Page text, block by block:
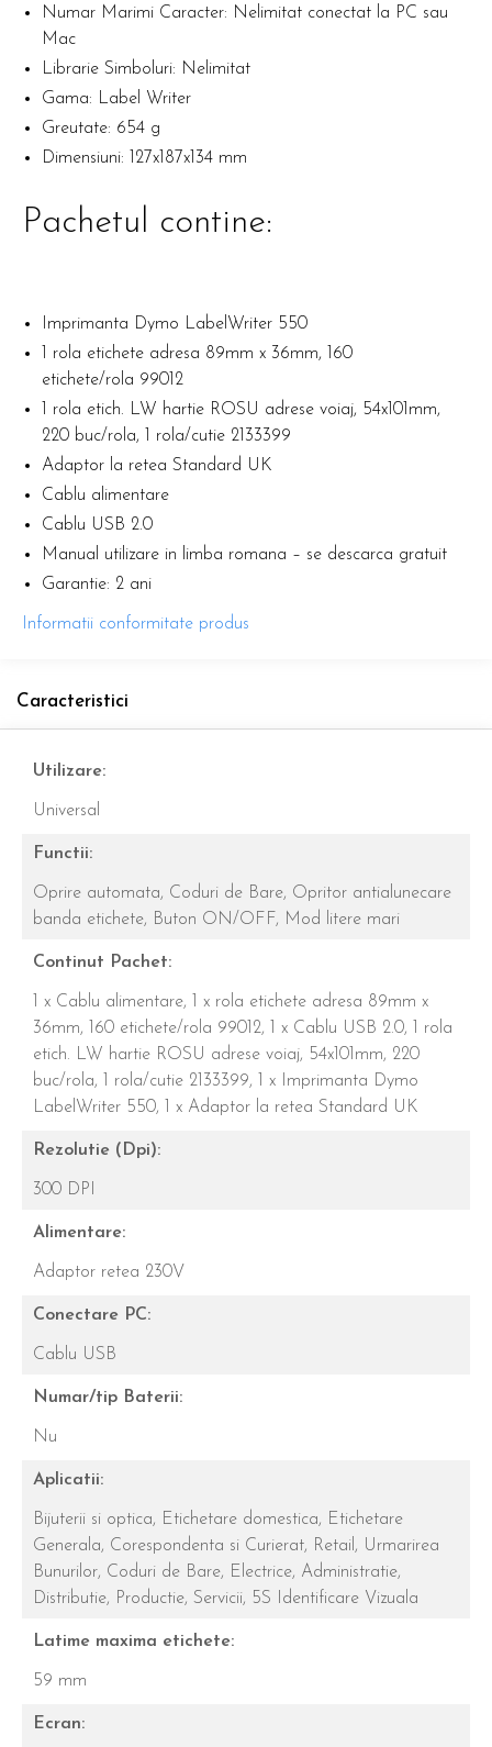
Numar Marimi Caracter: Nelimitat conectat la PC sau
Mac
Librarie Simboluri: Nelimitat
Gama: Label Writer
Greutate: 654 g
Dimensiuni: 127x187x134 mm
Pachetul contine:
Imprimanta Dymo LabelWriter 550
1 rola etichete adresa 89mm x 36mm, 160
etichete/rola 99012
1 rola etich. LW hartie ROSU adrese voiaj, 54x101mm,
220 buc/rola, 1 rola/cutie 2133399
Adaptor la retea Standard UK
Cablu alimentare
Cablu USB 2.0
Manual utilizare in limba romana – se descarca gratuit
Garantie: 2 ani
Informatii conformitate produs
Caracteristici
Utilizare:
Universal
Functii:
Oprire automata, Coduri de Bare, Opritor antialunecare
banda etichete, Buton ON/OFF, Mod litere mari
Continut Pachet:
1 x Cablu alimentare,
1 x rola etichete adresa 89mm x
36mm, 160 etichete/rola 99012,
1 x Cablu USB 2.0,
1 rola
etich. LW hartie ROSU adrese voiaj, 54x101mm, 220
buc/rola, 1 rola/cutie 2133399,
1 x Imprimanta Dymo
LabelWriter 550,
1 x Adaptor la retea Standard UK
Rezolutie (Dpi):
300 DPI
Alimentare:
Adaptor retea 230V
Conectare PC:
Cablu USB
Numar/tip Baterii:
Nu
Aplicatii:
Bijuterii si optica, Etichetare domestica, Etichetare
Generala, Corespondenta si Curierat, Retail, Urmarirea
Bunurilor, Coduri de Bare, Electrice, Administratie,
Distributie, Productie, Servicii, 5S Identificare Vizuala
Latime maxima etichete:
59 mm
Ecran: